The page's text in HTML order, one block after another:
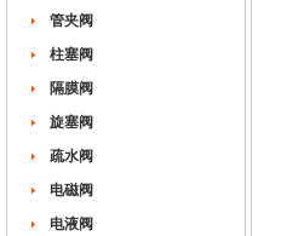
管夹阀
柱塞阀
隔膜阀
旋塞阀
疏水阀
电磁阀
电液阀